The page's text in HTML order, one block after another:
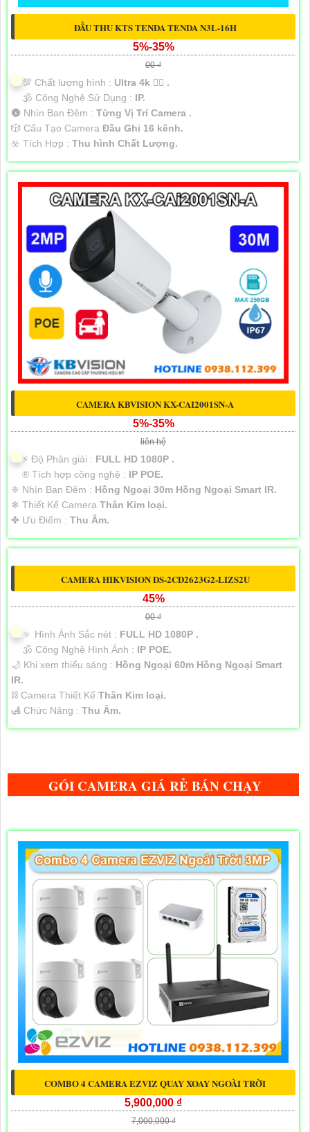
ĐẦU THU KTS TENDA TENDA N3L-16H
5%-35%
00 ₫
💯 Chất lượng hình : Ultra 4k 👍🏾 .
🕉️ Công Nghệ Sử Dụng : IP.
🌚 Nhìn Ban Đêm : Từng Vị Trí Camera .
🎲 Cấu Tạo Camera Đầu Ghi 16 kênh.
️☣️ Tích Hợp : Thu hình Chất Lượng.
CAMERA KBVISION KX-CAI2001SN-A
5%-35%
liên hệ
️⚡ Độ Phân giải : FULL HD 1080P .
®️ Tích hợp công nghệ : IP POE.
❈ Nhìn Ban Đêm : Hồng Ngoại 30m Hồng Ngoại Smart IR.
❄ Thiết Kế Camera Thân Kim loại.
️✤ Ưu Điểm : Thu Âm.
CAMERA HIKVISION DS-2CD2623G2-LIZS2U
45%
00 ₫
🔅 Hình Ảnh Sắc nét : FULL HD 1080P .
🕉️ Công Nghệ Hình Ảnh : IP POE.
🌙 Khi xem thiếu sáng : Hồng Ngoại 60m Hồng Ngoại Smart
IR.
⛓ Camera Thiết Kế Thân Kim loại.
️🛃 Chức Năng : Thu Âm.
GÓI CAMERA GIÁ RẺ BÁN CHẠY
COMBO 4 CAMERA EZVIZ QUAY XOAY NGOÀI TRỜI
5,900,000 ₫
7,000,000 ₫